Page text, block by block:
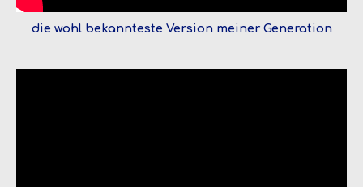
die wohl bekannteste Version meiner Generation